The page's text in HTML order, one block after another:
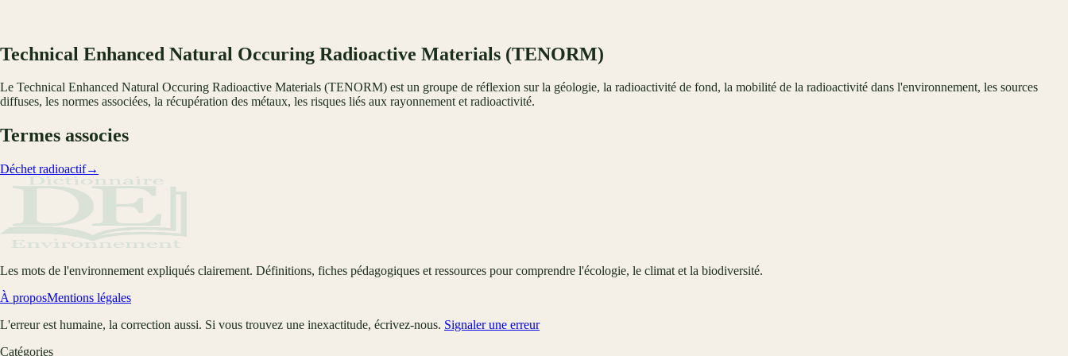
Technical Enhanced Natural Occuring Radioactive Materials (TENORM)
Le Technical Enhanced Natural Occuring Radioactive Materials (TENORM) est un groupe de réflexion sur la géologie, la radioactivité de fond, la mobilité de la radioactivité dans l'environnement, les sources
diffuses, les normes associées, la récupération des métaux, les risques liés aux rayonnement et radioactivité.
Termes associes
Déchet radioactif→
Les mots de l'environnement expliqués clairement. Définitions, fiches pédagogiques et ressources pour comprendre l'écologie, le climat et la biodiversité.
À proposMentions légales
L'erreur est humaine, la correction aussi. Si vous trouvez une inexactitude, écrivez-nous. Signaler une erreur
Catégories